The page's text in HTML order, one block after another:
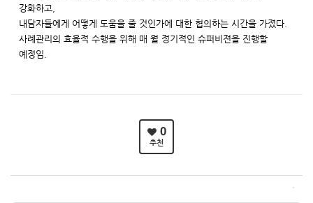
강화하고,
내담자들에게 어떻게 도움을 줄 것인가에 대한 협의하는 시간을 가졌다.
사례관리의 효율적 수행을 위해 매 월 정기적인 슈퍼비젼을 진행할
예정임.
0
추천